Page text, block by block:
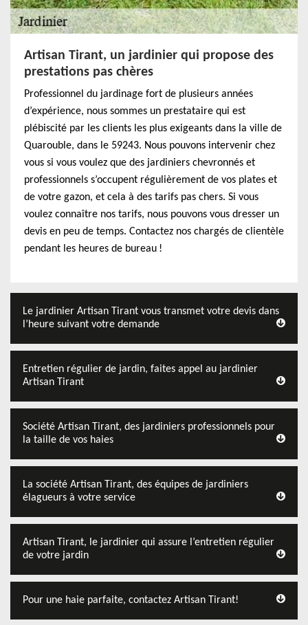
Artisan Tirant, un jardinier qui propose des
prestations pas chères
Professionnel du jardinage fort de plusieurs années
d’expérience, nous sommes un prestataire qui est
plébiscité par les clients les plus exigeants dans la ville de
Quarouble, dans le 59243. Nous pouvons intervenir chez
vous si vous voulez que des jardiniers chevronnés et
professionnels s’occupent régulièrement de vos plates et
de votre gazon, et cela à des tarifs pas chers. Si vous
voulez connaître nos tarifs, nous pouvons vous dresser un
devis en peu de temps. Contactez nos chargés de clientèle
pendant les heures de bureau !
Le jardinier Artisan Tirant vous transmet votre devis dans
l’heure suivant votre demande
Entretien régulier de jardin, faites appel au jardinier
Artisan Tirant
Société Artisan Tirant, des jardiniers professionnels pour
la taille de vos haies
La société Artisan Tirant, des équipes de jardiniers
élagueurs à votre service
Artisan Tirant, le jardinier qui assure l’entretien régulier
de votre jardin
Pour une haie parfaite, contactez Artisan Tirant!